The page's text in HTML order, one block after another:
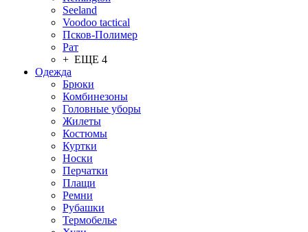
Seeland
Voodoo tactical
Псков-Полимер
Рат
+ ЕЩЕ 4
Одежда
Брюки
Комбинезоны
Головные уборы
Жилеты
Костюмы
Куртки
Носки
Перчатки
Плащи
Ремни
Рубашки
Термобелье